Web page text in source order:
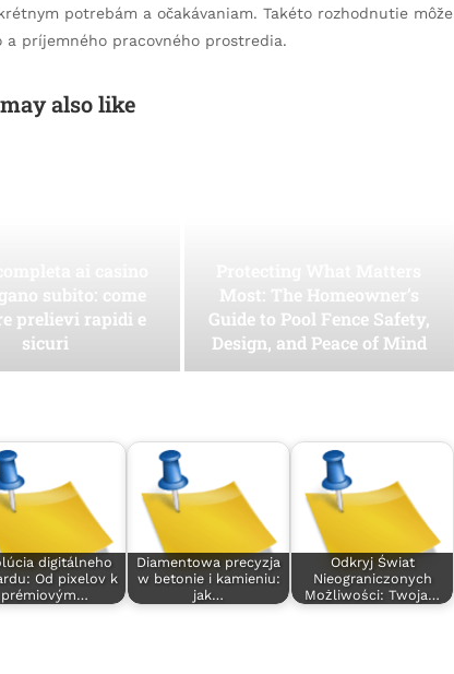
potrebám a očakávaniam. Takéto rozhodnutie môže
príjemného pracovného prostredia.
also like
subito: come
prelievi rapidi e
sicuri
Most: The Homeowner’s
Guide to Pool Fence Safety,
Design, and Peace of Mind
digitálneho
Od pixelov k
prémiovým…
Diamentowa precyzja
w betonie i kamieniu:
jak…
Odkryj Świat
Nieograniczonych
Możliwości: Twoja…